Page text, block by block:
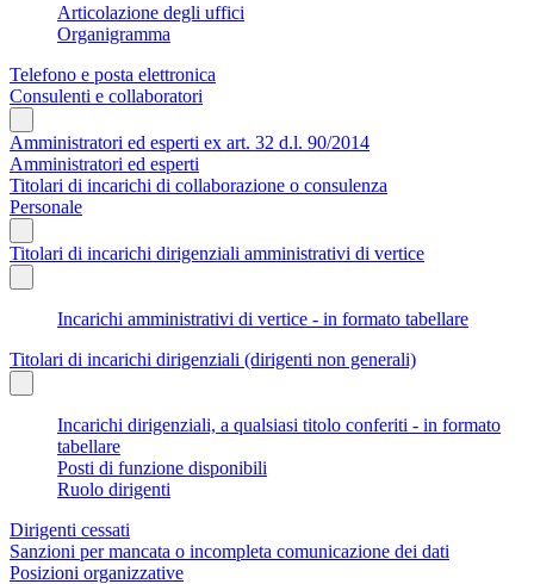
Articolazione degli uffici
Organigramma
Telefono e posta elettronica
Consulenti e collaboratori
Amministratori ed esperti ex art. 32 d.l. 90/2014
Amministratori ed esperti
Titolari di incarichi di collaborazione o consulenza
Personale
Titolari di incarichi dirigenziali amministrativi di vertice
Incarichi amministrativi di vertice - in formato tabellare
Titolari di incarichi dirigenziali (dirigenti non generali)
Incarichi dirigenziali, a qualsiasi titolo conferiti - in formato
tabellare
Posti di funzione disponibili
Ruolo dirigenti
Dirigenti cessati
Sanzioni per mancata o incompleta comunicazione dei dati
Posizioni organizzative